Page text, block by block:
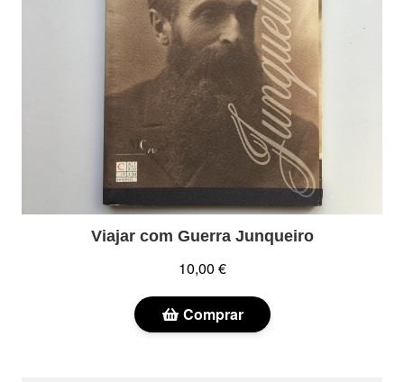
Viajar com Guerra Junqueiro
10,00 €
Comprar